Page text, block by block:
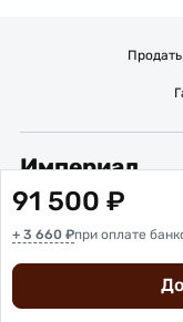
91 500 ₽
+ 3 660 ₽при оплате
Империал
Подписывайтесь на нас:
Вакансии
Политика обработки
© 2016 – 2026 ИП